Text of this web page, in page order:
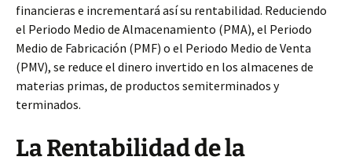
financieras e incrementará así su rentabilidad. Reduciendo
el Periodo Medio de Almacenamiento (PMA), el Periodo
Medio de Fabricación (PMF) o el Periodo Medio de Venta
(PMV), se reduce el dinero invertido en los almacenes de
materias primas, de productos semiterminados y
terminados.
La Rentabilidad de la